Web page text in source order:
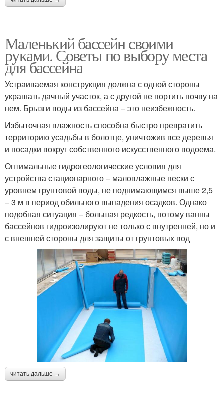
Маленький бассейн своими
руками. Советы по выбору места
для бассейна
Устраиваемая конструкция должна с одной стороны
украшать дачный участок, а с другой не портить почву на
нем. Брызги воды из бассейна – это неизбежность.
Избыточная влажность способна быстро превратить
территорию усадьбы в болотце, уничтожив все деревья
и посадки вокруг собственного искусственного водоема.
Оптимальные гидрогеологические условия для
устройства стационарного – маловлажные пески с
уровнем грунтовой воды, не поднимающимся выше 2,5
– 3 м в период обильного выпадения осадков. Однако
подобная ситуация – большая редкость, потому ванны
бассейнов гидроизолируют не только с внутренней, но и
с внешней стороны для защиты от грунтовых вод
читать дальше →